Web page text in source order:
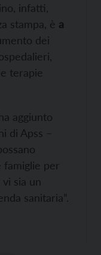
infatti,
stampa, è a
dei
terapie
aggiunto
di Apss –
famiglie per
sia un
sanitaria”.